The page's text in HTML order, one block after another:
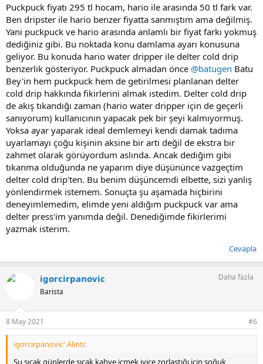
Puckpuck fiyatı 295 tl hocam, hario ile arasında 50 tl fark var.
Ben dripster ile hario benzer fiyatta sanmıştım ama değilmiş.
Yani puckpuck ve hario arasında anlamlı bir fiyat farkı yokmuş
dediğiniz gibi. Bu noktada konu damlama ayarı konusuna
geliyor. Bu konuda hario water dripper ile delter cold drip
benzerlik gösteriyor. Puckpuck almadan önce @batugen Batu
Bey'in hem puckpuck hem de getirilmesi planlanan delter
cold drip hakkında fikirlerini almak istedim. Delter cold drip
de akış tıkandığı zaman (hario water dripper için de geçerli
sanıyorum) kullanıcının yapacak pek bir şeyi kalmıyormuş.
Yoksa ayar yaparak ideal demlemeyi kendi damak tadıma
uyarlamayı çoğu kişinin aksine bir artı değil de ekstra bir
zahmet olarak görüyordum aslında. Ancak dediğim gibi
tıkanma olduğunda ne yaparım diye düşününce vazgeçtim
delter cold drip'ten. Bu benim düşüncemdi elbette, sizi yanlış
yönlendirmek istemem. Sonuçta şu aşamada hiçbirini
deneyimlemedim, elimde yeni aldığım puckpuck var ama
delter press'im yanımda değil. Denediğimde fikirlerimi
yazmak isterim.
Cevapla
igorcirpanovic
Barista
Daha fazla
8 May 2021 #6
igorcirpanovic' Alıntı:
Şu sıcak günlerde sıcak kahve içmek iyice zorlaştığı için soğuk